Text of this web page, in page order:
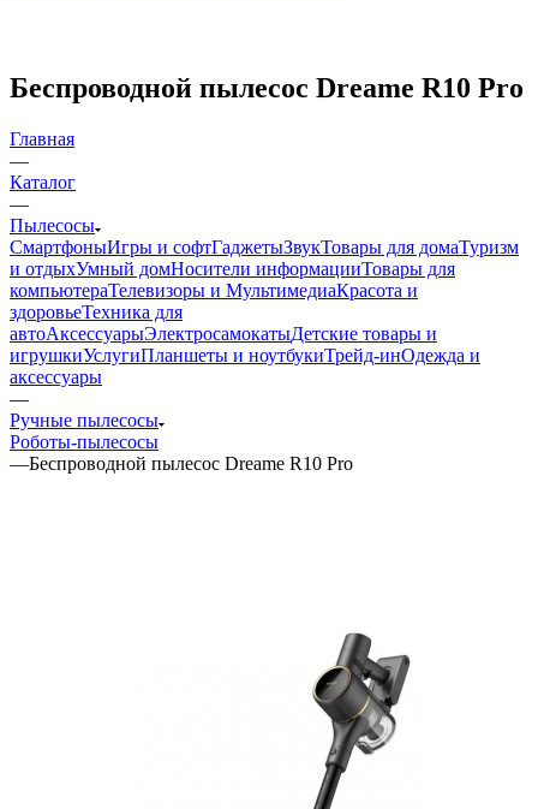
Беспроводной пылесос Dreame R10 Pro
Главная
—
Каталог
—
Пылесосы
СмартфоныИгры и софтГаджетыЗвукТовары для домаТуризм
и отдыхУмный домНосители информацииТовары для
компьютераТелевизоры и МультимедиаКрасота и
здоровьеТехника для
автоАксессуарыЭлектросамокатыДетские товары и
игрушкиУслугиПланшеты и ноутбукиТрейд-инОдежда и
аксессуары
—
Ручные пылесосы
Роботы-пылесосы
—Беспроводной пылесос Dreame R10 Pro